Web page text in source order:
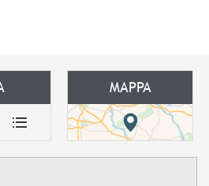
MAPPA